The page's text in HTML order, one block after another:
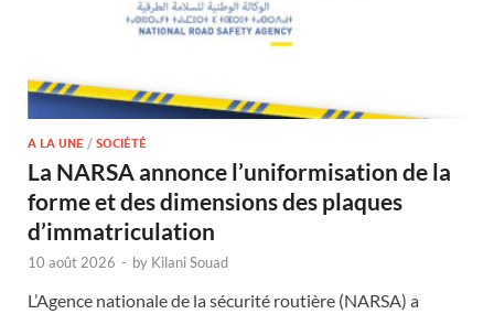
A LA UNE / SOCIÉTÉ
La NARSA annonce l’uniformisation de la
forme et des dimensions des plaques
d’immatriculation
10 août 2026 - by Kilani Souad
L’Agence nationale de la sécurité routière (NARSA) a